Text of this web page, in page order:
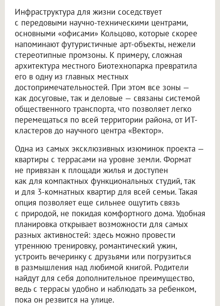
Инфраструктура для жизни соседствует
с передовыми научно-техническими центрами,
основными «офисами» Кольцово, которые скорее
напоминают футуристичные арт-объекты, нежели
стереотипные промзоны. К примеру, сложная
архитектура местного Биотехнопарка превратила
его в одну из главных местных
достопримечательностей. При этом все зоны —
как досуговые, так и деловые — связаны системой
общественного транспорта, что позволяет легко
перемещаться по всей территории района, от ИТ-
кластеров до научного центра «Вектор».
Одна из самых эксклюзивных изюминок проекта —
квартиры с террасами на уровне земли. Формат
не привязан к площади жилья и доступен
как для компактных функциональных студий, так
и для 3-комнатных квартир для всей семьи. Такая
опция позволяет еще сильнее ощутить связь
с природой, не покидая комфортного дома. Удобная
планировка открывает возможности для самых
разных активностей: здесь можно провести
утреннюю тренировку, романтический ужин,
устроить вечеринку с друзьями или погрузиться
в размышления над любимой книгой. Родители
найдут для себя дополнительное преимущество,
ведь с террасы удобно и наблюдать за ребенком,
пока он резвится на улице.